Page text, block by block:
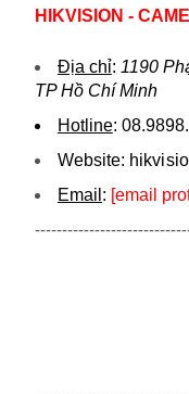
HIKVISION -
Địa chỉ: 1190
TP Hồ Chí Minh
Hotline:
Website: hikvi
Email : [email